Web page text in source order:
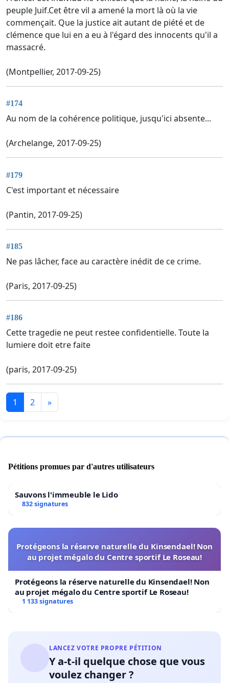
peuple Juif.Cet être vil a amené la mort là où la vie
commençait. Que la justice ait autant de piété et de
clémence que lui en a eu à l'égard des innocents qu'il a
massacré.
(Montpellier, 2017-09-25)
#174
Au nom de la cohérence politique, jusqu'ici absente...
(Archelange, 2017-09-25)
#179
C'est important et nécessaire
(Pantin, 2017-09-25)
#185
Ne pas lâcher, face au caractère inédit de ce crime.
(Paris, 2017-09-25)
#186
Cette tragedie ne peut restee confidentielle. Toute la
lumiere doit etre faite
(paris, 2017-09-25)
1 2 »
Pétitions promues par d'autres utilisateurs
Sauvons l'immeuble le Lido
832 signatures
Protégeons la réserve naturelle du Kinsendael! Non
au projet mégalo du Centre sportif Le Roseau!
Protégeons la réserve naturelle du Kinsendael! Non
au projet mégalo du Centre sportif Le Roseau!
1 133 signatures
LANCEZ VOTRE PROPRE PÉTITION
Y a-t-il quelque chose que vous
voulez changer ?